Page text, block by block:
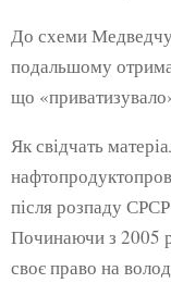
До схеми
подальшому
що
Як свідчать
після розпаду
Починаючи з 2005
своє право на